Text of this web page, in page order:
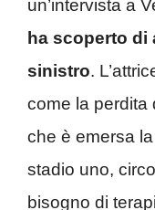
un’intervista a
ha scoperto di
sinistro.
come la perdita
che è emersa
stadio uno,
bisogno di